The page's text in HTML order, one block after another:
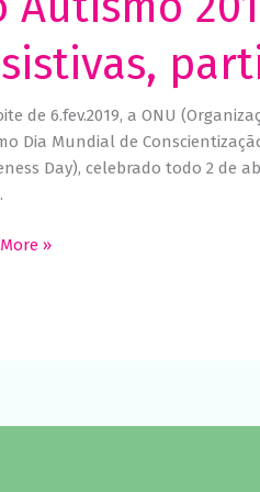
de 6.fev.2019, a ONU
Dia Mundial de
Day), celebrado todo 2 de
»